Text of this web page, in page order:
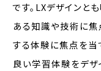
です。LXデザインと
ある知識や技術に焦
する体験に焦点を当
良い学習体験をデザ